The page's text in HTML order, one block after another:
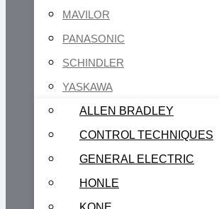
MAVILOR
PANASONIC
SCHINDLER
YASKAWA
ALLEN BRADLEY
CONTROL TECHNIQUES
GENERAL ELECTRIC
HONLE